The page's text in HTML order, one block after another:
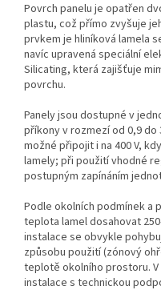
Povrch panelu je opatřen
plastu, což přímo zvyšuje
prvkem je hliníková lamela
navíc upravená speciální
Silicating, která zajišťuje
povrchu.
Panely jsou dostupné v
příkony v rozmezí od 0,9 do
možné připojit i na 400 V,
lamely; při použití vhodné
postupným zapínáním
Podle okolních podmínek a
teplota lamel dosahovat
instalace se obvykle
způsobu použití (zónový
teplotě okolního prostoru.
instalace s technickou